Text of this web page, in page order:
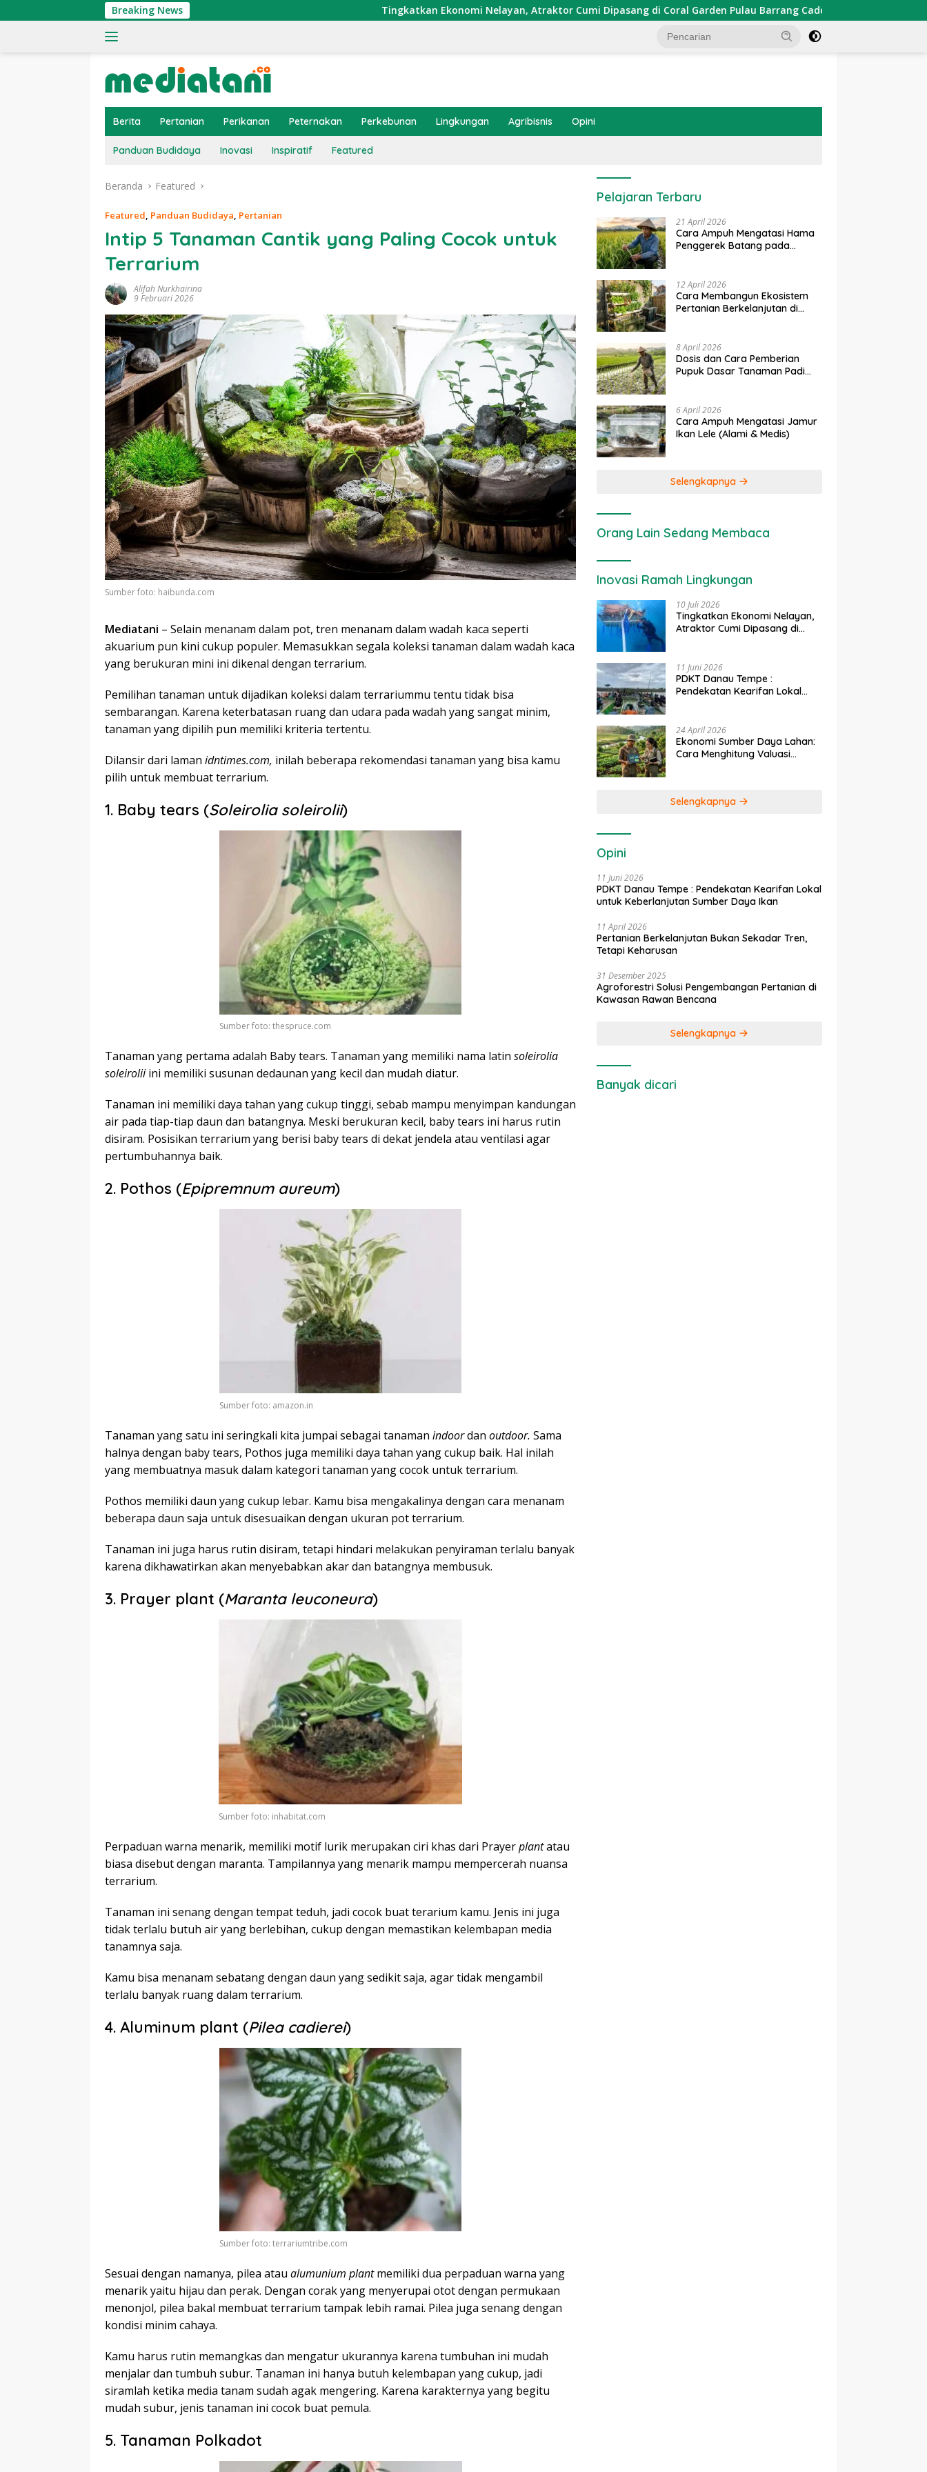
ke
Breaking News Tingkatkan Ekonomi Nelayan, Atraktor Cumi Dipasang di Coral Garden Pulau Barrang Caddi PDKT Danau Tempe :
Berita Pertanian Perikanan Peternakan Perkebunan Lingkungan Agribisnis Opini
Panduan Budidaya Inovasi Inspiratif Featured
Beranda Featured
Featured, Panduan Budidaya, Pertanian
Intip 5 Tanaman Cantik yang Paling Cocok untuk
Terrarium
Alifah Nurkhairina
9 Februari 2026
Sumber foto: haibunda.com
Mediatani – Selain menanam dalam pot, tren menanam dalam wadah kaca seperti
akuarium pun kini cukup populer. Memasukkan segala koleksi tanaman dalam wadah kaca
yang berukuran mini ini dikenal dengan terrarium.
Pemilihan tanaman untuk dijadikan koleksi dalam terrariummu tentu tidak bisa
sembarangan. Karena keterbatasan ruang dan udara pada wadah yang sangat minim,
tanaman yang dipilih pun memiliki kriteria tertentu.
Dilansir dari laman idntimes.com, inilah beberapa rekomendasi tanaman yang bisa kamu
pilih untuk membuat terrarium.
1. Baby tears (Soleirolia soleirolii)
Sumber foto: thespruce.com
Tanaman yang pertama adalah Baby tears. Tanaman yang memiliki nama latin soleirolia
soleiroliiini memiliki susunan dedaunan yang kecil dan mudah diatur.
Tanaman ini memiliki daya tahan yang cukup tinggi, sebab mampu menyimpan kandungan
air pada tiap-tiap daun dan batangnya. Meski berukuran kecil, baby tears ini harus rutin
disiram. Posisikan terrarium yang berisi baby tears di dekat jendela atau ventilasi agar
pertumbuhannya baik.
2. Pothos (Epipremnum aureum)
Sumber foto: amazon.in
Tanaman yang satu ini seringkali kita jumpai sebagai tanaman indoordan outdoor. Sama
halnya dengan baby tears, Pothos juga memiliki daya tahan yang cukup baik. Hal inilah
yang membuatnya masuk dalam kategori tanaman yang cocok untuk terrarium.
Pothos memiliki daun yang cukup lebar. Kamu bisa mengakalinya dengan cara menanam
beberapa daun saja untuk disesuaikan dengan ukuran pot terrarium.
Tanaman ini juga harus rutin disiram, tetapi hindari melakukan penyiraman terlalu banyak
karena dikhawatirkan akan menyebabkan akar dan batangnya membusuk.
3. Prayer plant (Maranta leuconeura)
Sumber foto: inhabitat.com
Perpaduan warna menarik, memiliki motif lurik merupakan ciri khas dari Prayerplantatau
biasa disebut dengan maranta. Tampilannya yang menarik mampu mempercerah nuansa
terrarium.
Tanaman ini senang dengan tempat teduh, jadi cocok buat terarium kamu. Jenis ini juga
tidak terlalu butuh air yang berlebihan, cukup dengan memastikan kelembapan media
tanamnya saja.
Kamu bisa menanam sebatang dengan daun yang sedikit saja, agar tidak mengambil
terlalu banyak ruang dalam terrarium.
4. Aluminum plant (Pilea cadierei)
Sumber foto: terrariumtribe.com
Sesuai dengan namanya, pilea atau alumunium plantmemiliki dua perpaduan warna yang
menarik yaitu hijau dan perak. Dengan corak yang menyerupai otot dengan permukaan
menonjol, pilea bakal membuat terrarium tampak lebih ramai. Pilea juga senang dengan
kondisi minim cahaya.
Kamu harus rutin memangkas dan mengatur ukurannya karena tumbuhan ini mudah
menjalar dan tumbuh subur. Tanaman ini hanya butuh kelembapan yang cukup, jadi
siramlah ketika media tanam sudah agak mengering. Karena karakternya yang begitu
mudah subur, jenis tanaman ini cocok buat pemula.
5. Tanaman Polkadot
Pelajaran Terbaru
21 April 2026
Cara Ampuh Mengatasi Hama
Penggerek Batang pada
12 April 2026
Cara Membangun Ekosistem
Pertanian Berkelanjutan di
8 April 2026
Dosis dan Cara Pemberian
Pupuk Dasar Tanaman Padi
6 April 2026
Cara Ampuh Mengatasi Jamur
Ikan Lele (Alami & Medis)
Selengkapnya
Orang Lain Sedang Membaca
Inovasi Ramah Lingkungan
10 Juli 2026
Tingkatkan Ekonomi Nelayan,
Atraktor Cumi Dipasang di
11 Juni 2026
PDKT Danau Tempe :
Pendekatan Kearifan Lokal
24 April 2026
Ekonomi Sumber Daya Lahan:
Cara Menghitung Valuasi
Selengkapnya
Opini
11 Juni 2026
PDKT Danau Tempe : Pendekatan Kearifan Lokal
untuk Keberlanjutan Sumber Daya Ikan
11 April 2026
Pertanian Berkelanjutan Bukan Sekadar Tren,
Tetapi Keharusan
31 Desember 2025
Agroforestri Solusi Pengembangan Pertanian di
Kawasan Rawan Bencana
Selengkapnya
Banyak dicari